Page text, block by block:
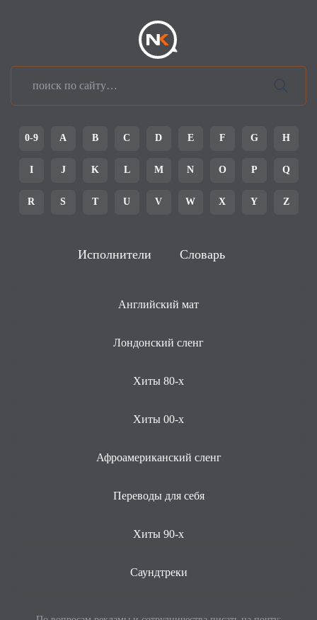
0-9 A B C D E F G H
I J K L M N O P Q
R S T U V W X Y Z
Исполнители Словарь
Английский мат
Лондонский сленг
Хиты 80-х
Хиты 00-х
Афроамериканский сленг
Переводы для себя
Хиты 90-х
Саундтреки